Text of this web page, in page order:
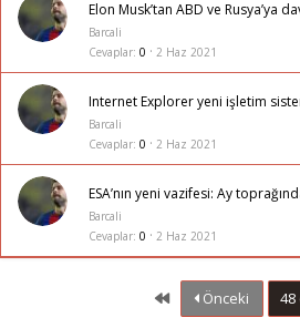
Elon Musk’tan ABD ve Rusya’ya
Barcali
Cevaplar 0 2 Haz 2021
Internet Explorer yeni işletim
Barcali
Cevaplar 0 2 Haz 2021
ESA’nın yeni vazifesi: Ay
Barcali
Cevaplar 0 2 Haz 2021
First Önceki 48